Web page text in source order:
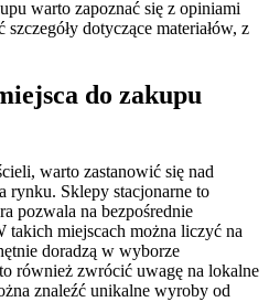
warto zapoznać się z opiniami
dotyczące materiałów, z
do zakupu
warto zastanowić się nad
rynku. Sklepy stacjonarne to
pozwala na bezpośrednie
takich miejscach można liczyć na
doradzą w wyborze
również zwrócić uwagę na lokalne
znaleźć unikalne wyroby od